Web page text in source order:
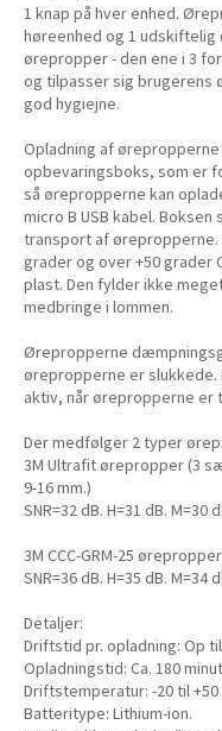
1 knap på hver enhed.
høreenhed og 1
ørepropper - den ene i 3
og tilpasser sig brugerens
god hygiejne.
Opladning af
opbevaringsboks, som er
så ørepropperne kan
micro B USB kabel.
transport af ørepropperne.
grader og over +50 grader
plast. Den fylder ikke
medbringe i lommen.
Ørepropperne
ørepropperne er slukkede.
aktiv, når ørepropperne er
Der medfølger 2 typer
3M Ultrafit ørepropper (3
9-16 mm.)
SNR=32 dB. H=31 dB. M=30
3M CCC-GRM-25
SNR=36 dB. H=35 dB. M=34
Detaljer:
Driftstid pr. opladning: Op
Opladningstid: Ca. 180
Driftstemperatur: -20 til +50
Batteritype: Lithium-ion.